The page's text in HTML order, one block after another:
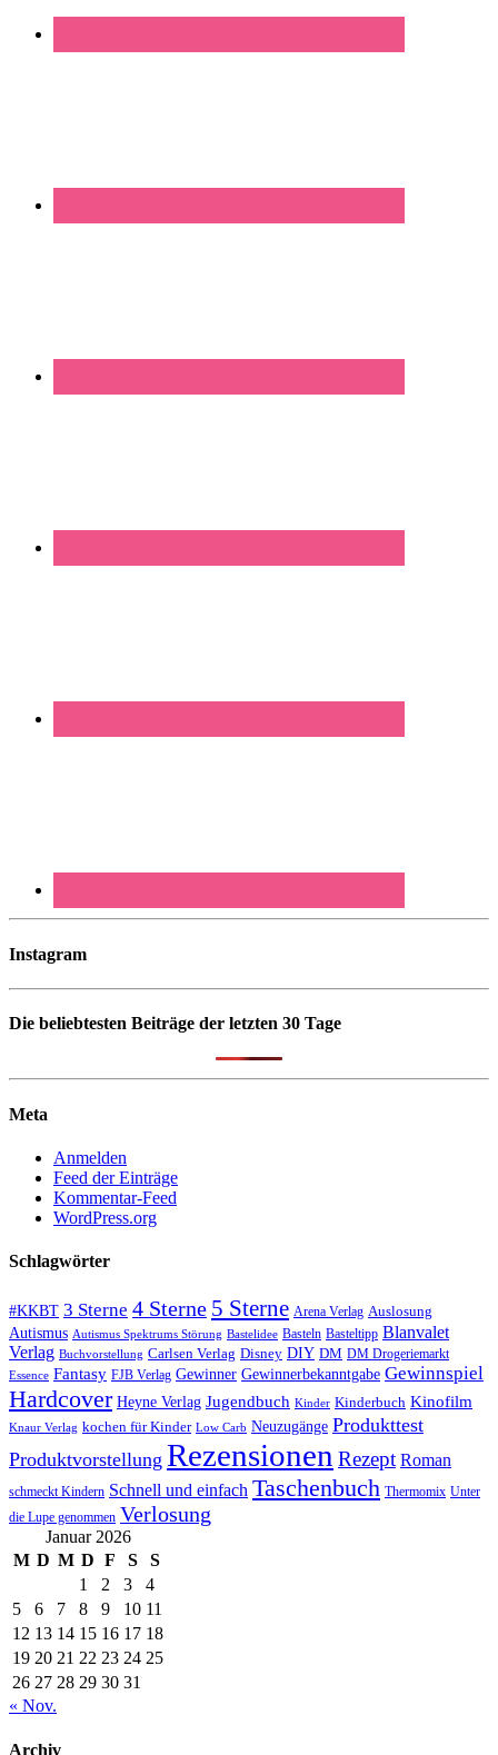
Instagram
Die beliebtesten Beiträge der letzten 30 Tage
Meta
Anmelden
Feed der Einträge
Kommentar-Feed
WordPress.org
Schlagwörter
#KKBT 3 Sterne 4 Sterne 5 Sterne Arena Verlag Auslosung
Autismus Autismus Spektrums Störung Bastelidee Basteln Basteltipp Blanvalet
Verlag Buchvorstellung Carlsen Verlag Disney DIY DM DM Drogeriemarkt
Essence Fantasy FJB Verlag Gewinner Gewinnerbekanntgabe Gewinnspiel
Hardcover Heyne Verlag Jugendbuch Kinder Kinderbuch Kinofilm
Knaur Verlag kochen für Kinder Low Carb Neuzugänge Produkttest
Produktvorstellung Rezensionen Rezept Roman
schmeckt Kindern Schnell und einfach Taschenbuch Thermomix Unter
die Lupe genommen Verlosung
Januar 2026
M D M D F S
S
1
2 3
4
5
6 7 8 9 10 11
12 13 14 15 16 17 18
19 20 21 22 23 24 25
26 27 28 29 30 31
« Nov.
Archiv